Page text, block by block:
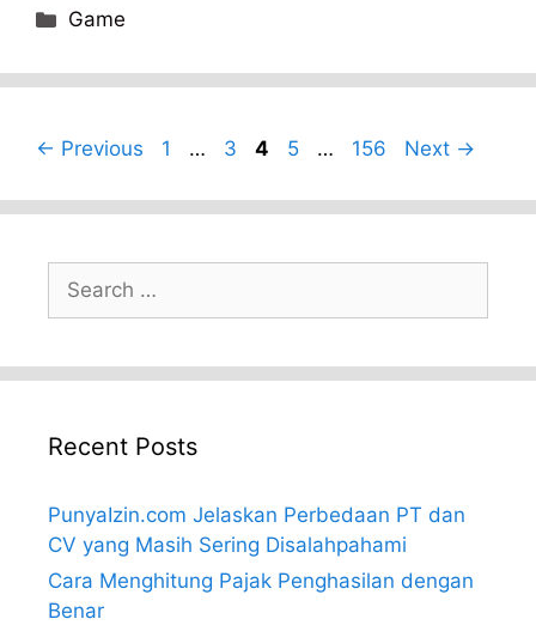
Categories
Game
← Previous Page
1 … Page
3 Page
4 Page
5 … Page
156 Next →
Search
for:
Recent Posts
PunyaIzin.com Jelaskan Perbedaan PT dan
CV yang Masih Sering Disalahpahami
Cara Menghitung Pajak Penghasilan dengan
Benar